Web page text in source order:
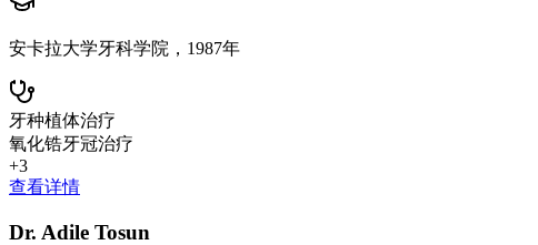
安卡拉大学牙科学院，1987年
牙种植体治疗
氧化锆牙冠治疗
+3
查看详情
Dr. Adile Tosun